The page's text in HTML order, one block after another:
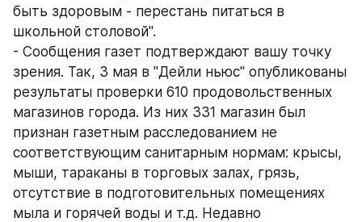
быть здоровым - перестань питаться в
школьной столовой".
- Сообщения газет подтверждают вашу точку
зрения. Так, 3 мая в "Дейли ньюс" опубликованы
результаты проверки 610 продовольственных
магазинов города. Из них 331 магазин был
признан газетным расследованием не
соответствующим санитарным нормам: крысы,
мыши, тараканы в торговых залах, грязь,
отсутствие в подготовительных помещениях
мыла и горячей воды и т.д. Недавно